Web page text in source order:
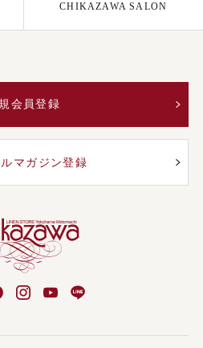
CHIKAZAWA SALON
会員登録
ルマガジン登録